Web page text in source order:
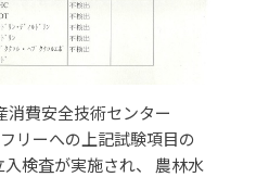
消費安全技術センター
リーへの上記試験項目の
検査が実施され、 農林水